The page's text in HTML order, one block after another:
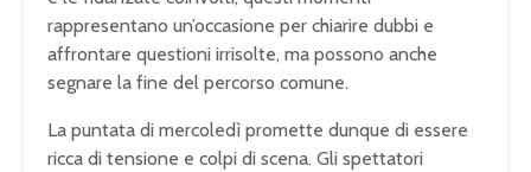
rappresentano un’occasione per chiarire dubbi e
affrontare questioni irrisolte, ma possono anche
segnare la fine del percorso comune.
La puntata di mercoledì promette dunque di essere
ricca di tensione e colpi di scena. Gli spettatori